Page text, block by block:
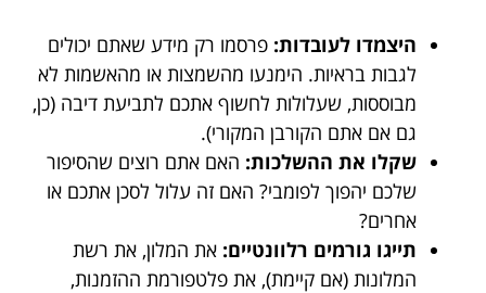
היצמדו לעובדות: פרסמו רק מידע שאתם יכולים
לגבות בראיות. הימנעו מהשמצות או מהאשמות לא
מבוססות, שעלולות לחשוף אתכם לתביעת דיבה (כן,
גם אם אתם הקורבן המקורי).
שקלו את ההשלכות: האם אתם רוצים שהסיפור
שלכם יהפוך לפומבי? האם זה עלול לסכן אתכם או
אחרים?
תייגו גורמים רלוונטיים: את המלון, את רשת
המלונות (אם קיימת), את פלטפורמת ההזמנות,